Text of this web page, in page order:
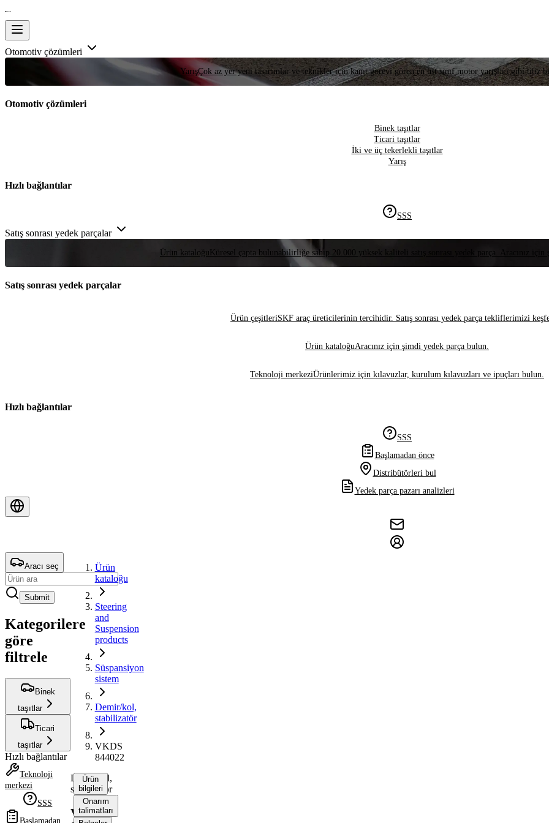
Otomotiv çözümleri
YarışÇok az yer yeni tasarımlar ve teknikler için kanıt görevi gören en üst sınıf motor yarışları gibi titiz
Otomotiv çözümleri
Binek taşıtlar
Ticari taşıtlar
İki ve üç tekerlekli taşıtlar
Yarış
Hızlı bağlantılar
SSS
Satış sonrası yedek parçalar
Ürün kataloğu Küresel çapta bulunabilirliğe sahip 20.000 yüksek kaliteli satış sonrası yedek parça. Aracınız
Satış sonrası yedek parçalar
Ürün çeşitleriSKF araç üreticilerinin tercihidir. Satış sonrası yedek parça tekliflerimizi
Ürün kataloğuAracınız için şimdi yedek parça bulun.
Teknoloji merkeziÜrünlerimiz için kılavuzlar, kurulum kılavuzları ve ipuçları bulun.
Hızlı bağlantılar
SSS
Başlamadan önce
Distribütörleri bul
Yedek parça pazarı analizleri
Aracı seç
Submit
Kategorilere
göre
filtrele
Binek
taşıtlar
Ticari
taşıtlar
Hızlı bağlantılar
Teknoloji
merkezi
SSS
Başlamadan
Ürün
kataloğu
Steering
and
Suspension
products
Süspansiyon
sistem
Demir/kol,
stabilizatör
VKDS
844022
Demir/kol,
stabilizatör
VKDS
Ürün
bilgileri
Onarım
talimatları